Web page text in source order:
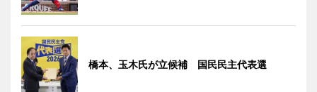
橋本、玉木氏が立候補 国民民主代表選